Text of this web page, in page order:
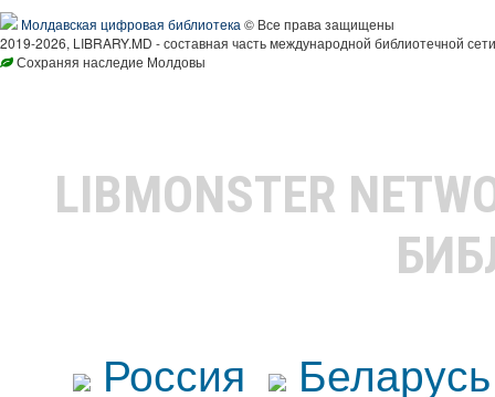
Молдавская цифровая библиотека © Все права защищены
2019-2026, LIBRARY.MD - составная часть международной библиотечной
Сохраняя наследие Молдовы
LIBMONSTER
Россия
Беларусь